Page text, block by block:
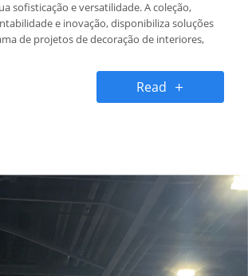
sofisticação e versatilidade. A coleção,
e inovação, disponibiliza soluções
de projetos de decoração de interiores,
Read